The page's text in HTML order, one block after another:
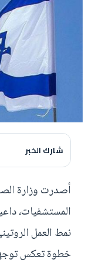
شارك الخبر
أصدرت وزارة
المستشفيات،
نمط العمل
خطوة تعكس توجها